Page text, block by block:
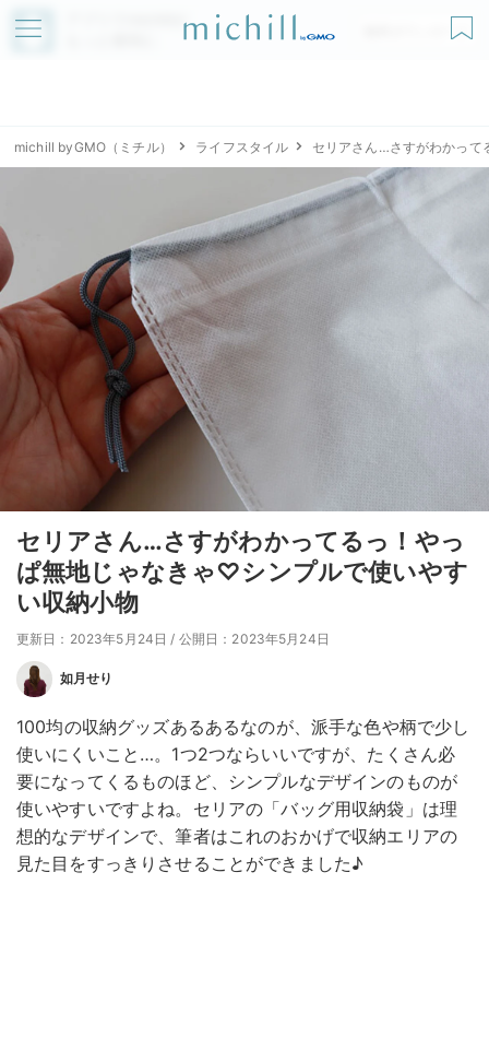
アプリでmichillが
無料ダウンロード
michill byGMO（ミチル） ライフスタイル セリアさん…さすがわかって
セリアさん…さすがわかってるっ！やっ
ぱ無地じゃなきゃ♡シンプルで使いやす
い収納小物
更新日：2023年5月24日 / 公開日：2023年5月24日
如月せり
100均の収納グッズあるあるなのが、派手な色や柄で少し
使いにくいこと…。1つ2つならいいですが、たくさん必
要になってくるものほど、シンプルなデザインのものが
使いやすいですよね。セリアの「バッグ用収納袋」は理
想的なデザインで、筆者はこれのおかげで収納エリアの
見た目をすっきりさせることができました♪